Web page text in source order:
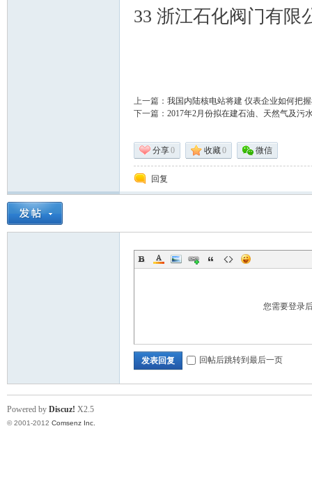
门
33 浙江石化阀门有限
上一篇： 我国内陆核电站将建 仪表企业如何把
下一篇： 2017年2月份拟在建石油、天然气及污
分享0 收藏0 微信
回复
您需要登录
发表回复 回帖后跳转到最后一页
Powered by Discuz! X2.5
© 2001-2012 Comsenz Inc.